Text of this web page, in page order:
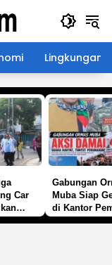
Lingkungan
Car
Gabungan
Muba Siap
di Kantor